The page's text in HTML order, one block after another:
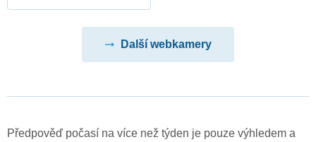
Další webkamery
Předpověď počasí na více než týden je pouze výhledem a